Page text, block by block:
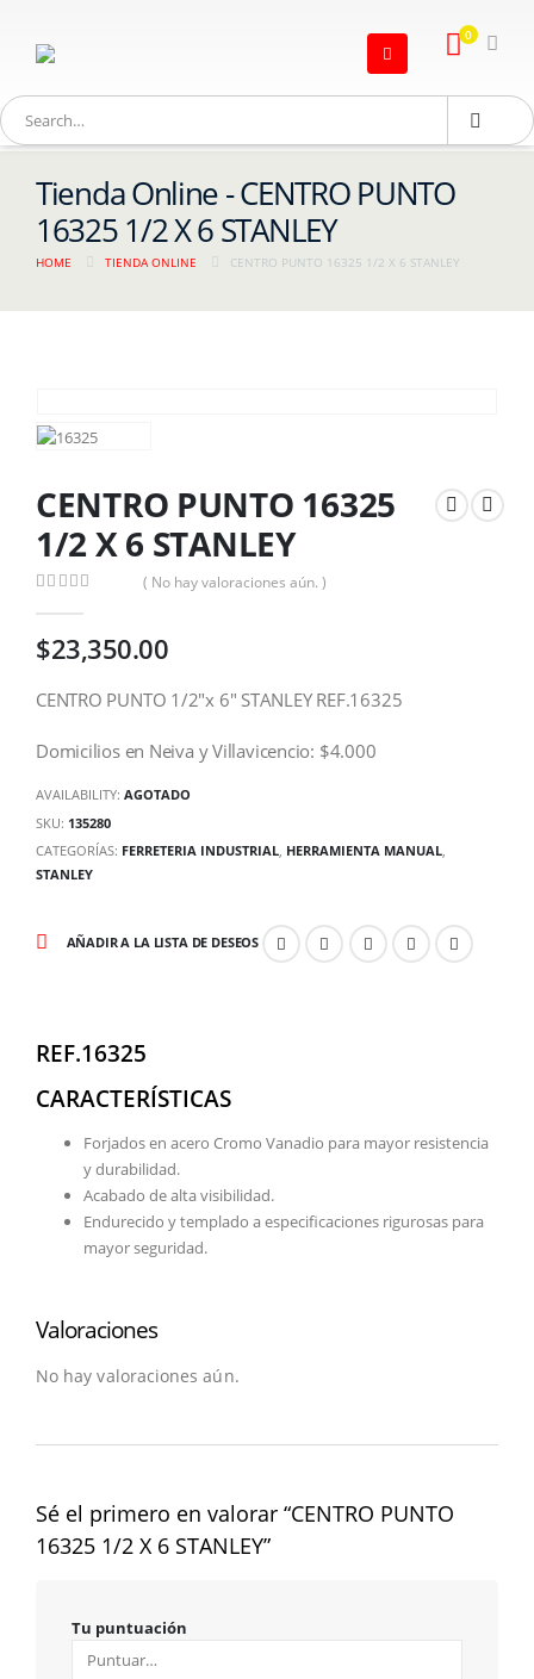
0
Tienda Online - CENTRO PUNTO
16325 1/2 X 6 STANLEY
HOME TIENDA ONLINE CENTRO PUNTO 16325 1/2 X 6 STANLEY
CENTRO PUNTO 16325
1/2 X 6 STANLEY
( No hay valoraciones aún. )
$23,350.00
CENTRO PUNTO 1/2″x 6″ STANLEY REF.16325
Domicilios en Neiva y Villavicencio: $4.000
AVAILABILITY: AGOTADO
SKU: 135280
CATEGORÍAS: FERRETERIA INDUSTRIAL, HERRAMIENTA MANUAL,
STANLEY
AÑADIR A LA LISTA DE DESEOS
REF.16325
CARACTERÍSTICAS
Forjados en acero Cromo Vanadio para mayor resistencia
y durabilidad.
Acabado de alta visibilidad.
Endurecido y templado a especificaciones rigurosas para
mayor seguridad.
Valoraciones
No hay valoraciones aún.
Sé el primero en valorar “CENTRO PUNTO
16325 1/2 X 6 STANLEY”
Tu puntuación